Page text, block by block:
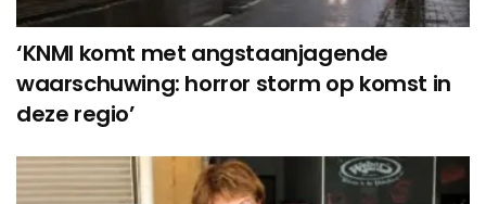
‘KNMI komt met angstaanjagende
waarschuwing: horror storm op komst in
deze regio’